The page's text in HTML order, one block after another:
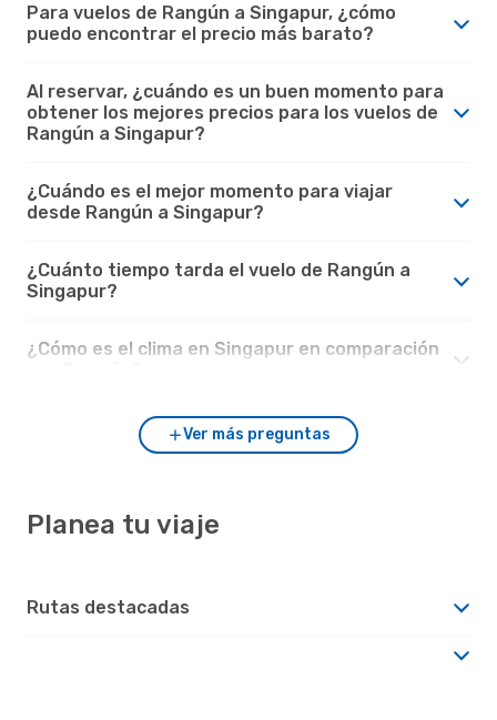
Para vuelos de Rangún a Singapur, ¿cómo
puedo encontrar el precio más barato?
Al reservar, ¿cuándo es un buen momento para
obtener los mejores precios para los vuelos de
Rangún a Singapur?
¿Cuándo es el mejor momento para viajar
desde Rangún a Singapur?
¿Cuánto tiempo tarda el vuelo de Rangún a
Singapur?
¿Cómo es el clima en Singapur en comparación
Ver más preguntas
Planea tu viaje
Rutas destacadas